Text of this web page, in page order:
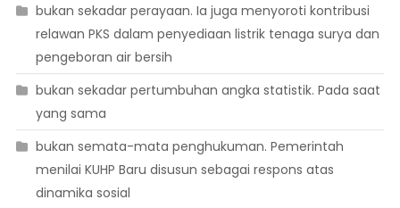
bukan sekadar perayaan. Ia juga menyoroti kontribusi
relawan PKS dalam penyediaan listrik tenaga surya dan
pengeboran air bersih
bukan sekadar pertumbuhan angka statistik. Pada saat
yang sama
bukan semata-mata penghukuman. Pemerintah
menilai KUHP Baru disusun sebagai respons atas
dinamika sosial